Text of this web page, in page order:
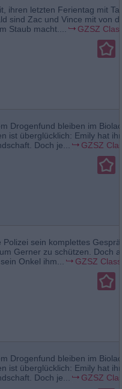
ihren letzten Ferientag mit
sind Zac und Vince mit von
Staub macht....
GZSZ
Drogenfund bleiben im
ist überglücklich: Emily hat
Doch je...
GZSZ
sein komplettes
Gerner zu schützen. Doch
Onkel ihm...
GZSZ
Drogenfund bleiben im
ist überglücklich: Emily hat
Doch je...
GZSZ